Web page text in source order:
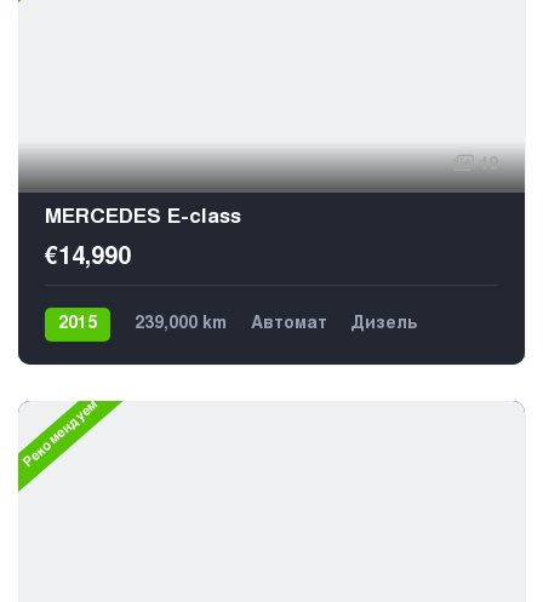
19
MERCEDES E-class
€14,990
2015 239,000 km Автомат
Дизель
Рекомендуем